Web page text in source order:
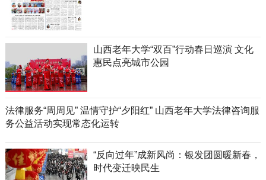
山西老年大学“双百”行动春日巡演 文化
惠民点亮城市公园
法律服务“周周见” 温情守护“夕阳红” 山西老年大学法律咨询服
务公益活动实现常态化运转
“反向过年”成新风尚：银发团圆暖新春，
时代变迁映民生